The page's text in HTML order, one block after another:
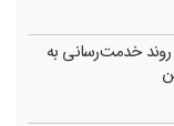
روند خدمت‌رسانی به